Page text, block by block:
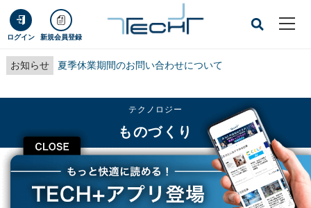
ログイン 新規会員登録
お知らせ 夏季休業期間のお問い合わせについて
CLOSE
テクノロジー
ものづくり
TECH+ テクノロジー
ものづくり
iPhoneを持って建物めぐりに出掛けよう! 建築地図アプリ「東京建築ナビ」